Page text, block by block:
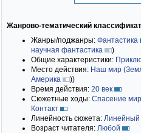
Жанрово-тематический
Жанры/поджанры: Фантастика
научная фантастика
)
Общие характеристики:
Место действия: Наш мир
Америка
))
Время действия: 20 век
Сюжетные ходы: Спасение
Контакт
Линейность сюжета: Линейный
Возраст читателя: Любой